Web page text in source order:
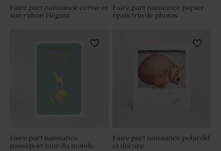
Faire part naissance cerise et
son ruban élégant
Faire part naissance papier
épais trio de photos
Faire part naissance
passeport tour du monde
Faire part naissance polaroïd
et dorure